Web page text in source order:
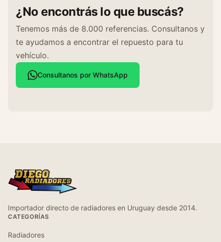
¿No encontrás lo que buscás?
Tenemos más de 8.000 referencias. Consultanos y
te ayudamos a encontrar el repuesto para tu
vehículo.
Consultanos por WhatsApp
Importador directo de radiadores en Uruguay desde 2014.
CATEGORÍAS
Radiadores